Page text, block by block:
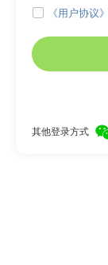
 《用户协议》
其他登录方式